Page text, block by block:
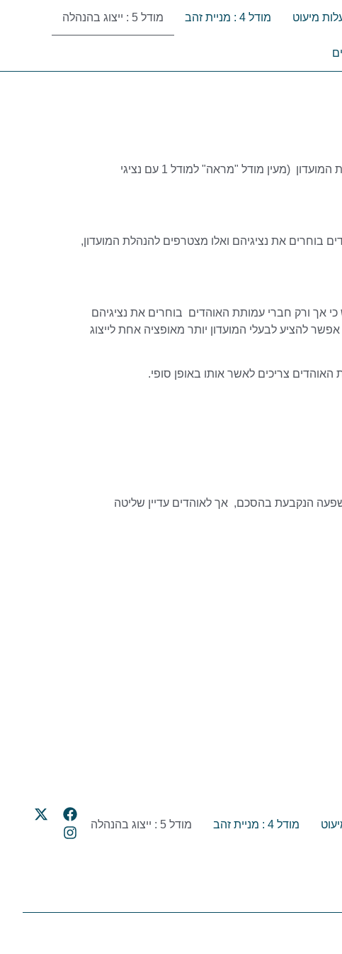
מודל 4 : מניית זהב מודל 5 : ייצוג בהנהלה
במודל זה לעמותת האוהדים הסכם עם בעלי המועדון וההנהלה לגבי מינוי נציג או מספר נציגים מקרב האוהדים בהנהלת המועדון (מעין מודל "מראה" למודל 1 עם נציגי
בוחרים את נציגיהם ואלו מצטרפים להנהלת המועדון,
אך ורק חברי עמותת האוהדים בוחרים את נציגיהם
להציע לבעלי המועדון יותר מאופציה אחת לייצוג
צריכים לאשר אותו באופן סופי.
הנקבעת בהסכם, אך לאוהדים עדיין שליטה
מודל 4 : מניית זהב מודל 5 : ייצוג בהנהלה